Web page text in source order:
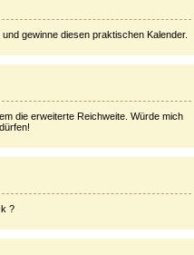
gewinne diesen praktischen Kalender.
die erweiterte Reichweite. Würde mich
?